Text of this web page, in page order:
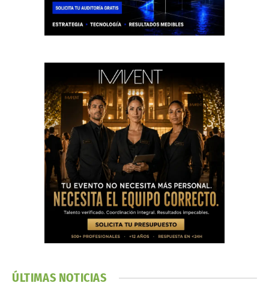
ÚLTIMAS NOTICIAS